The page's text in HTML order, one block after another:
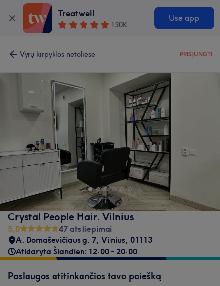
Treatwell
130K
Use app
Vyrų kirpyklos netoliese PRISIJUNGTI
Crystal People Hair. Vilnius
5,0
47 atsiliepimai
A. Domaševičiaus g. 7, Vilnius, 01113
Atidaryta Šiandien: 12:00 - 20:00
Paslaugos atitinkančios tavo paiešką